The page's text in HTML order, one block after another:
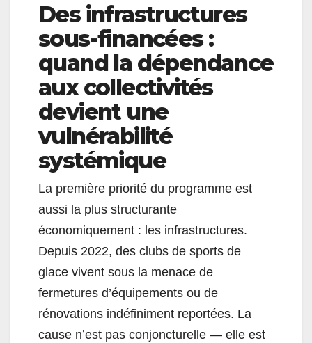
Des infrastructures
sous-financées :
quand la dépendance
aux collectivités
devient une
vulnérabilité
systémique
La première priorité du programme est
aussi la plus structurante
économiquement : les infrastructures.
Depuis 2022, des clubs de sports de
glace vivent sous la menace de
fermetures d’équipements ou de
rénovations indéfiniment reportées. La
cause n’est pas conjoncturelle — elle est